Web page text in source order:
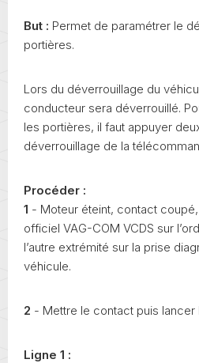
But : Permet de paramétrer le
portières.
Lors du déverrouillage du
conducteur sera déverrouillé.
les portières, il faut appuyer
déverrouillage de la
Procéder :
1 - Moteur éteint, contact
officiel VAG-COM VCDS sur
l’autre extrémité sur la prise
véhicule.
2 - Mettre le contact puis lancer
Ligne 1 :